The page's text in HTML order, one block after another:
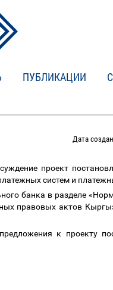
ПУБЛИКАЦИИ
Дата
проект
систем и
банка в разделе
правовых актов
к проекту